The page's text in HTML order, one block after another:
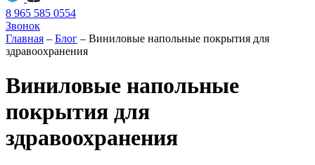
8 965 585 0554
Звонок
Главная – Блог – Виниловые напольные покрытия для
здравоохранения
Виниловые напольные
покрытия для
здравоохранения